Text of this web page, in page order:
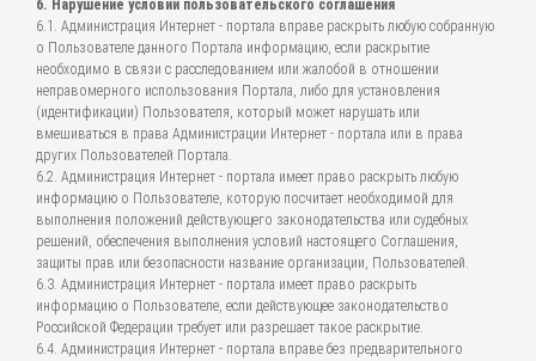
6. Нарушение условий пользовательского соглашения
6.1. Администрация Интернет - портала вправе раскрыть любую собранную
о Пользователе данного Портала информацию, если раскрытие
необходимо в связи с расследованием или жалобой в отношении
неправомерного использования Портала, либо для установления
(идентификации) Пользователя, который может нарушать или
вмешиваться в права Администрации Интернет - портала или в права
других Пользователей Портала.
6.2. Администрация Интернет - портала имеет право раскрыть любую
информацию о Пользователе, которую посчитает необходимой для
выполнения положений действующего законодательства или судебных
решений, обеспечения выполнения условий настоящего Соглашения,
защиты прав или безопасности название организации, Пользователей.
6.3. Администрация Интернет - портала имеет право раскрыть
информацию о Пользователе, если действующее законодательство
Российской Федерации требует или разрешает такое раскрытие.
6.4. Администрация Интернет - портала вправе без предварительного